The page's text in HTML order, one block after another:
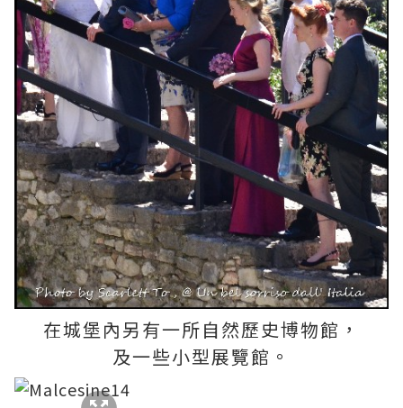
在城堡內另有一所自然歷史博物館，
及一些小型展覽館。